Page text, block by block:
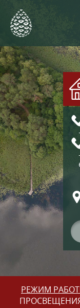
РЕЖИМ
ПРОСВЕЩЕНИЯ